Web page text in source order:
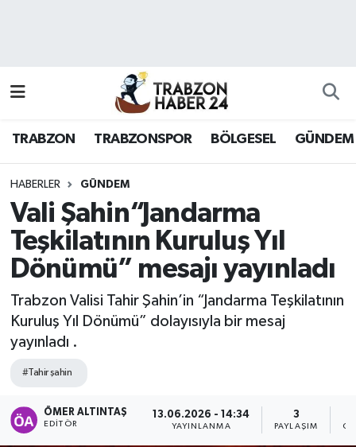
TRABZON TRABZONSPOR BÖLGESEL GÜNDEM
HABERLER GÜNDEM
Vali Şahin“Jandarma
Teşkilatının Kuruluş Yıl
Dönümü” mesajı yayınladı
Trabzon Valisi Tahir Şahin’in “Jandarma Teşkilatının
Kuruluş Yıl Dönümü” dolayısıyla bir mesaj
yayınladı .
#Tahir şahin
ÖMER ALTINTAŞ
EDITÖR
13.06.2026 - 14:34
YAYINLANMA
3
PAYLAŞIM
Hava Durumu
Namaz Vakitleri
Trafik Durumu
Süper Lig Puan Durumu ve Fikstür
Tüm Manşetler
Son Dakika Haberleri
Haber Arşivi